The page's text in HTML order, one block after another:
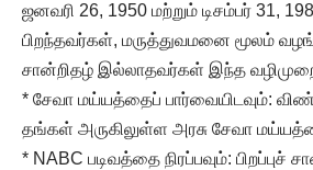
ஜனவரி 26, 1950 மற்றும் டிசம்பர் 31,
பிறந்தவர்கள், மருத்துவமனை மூலம்
சான்றிதழ் இல்லாதவர்கள் இந்த
* சேவா மய்யத்தைப் பார்வையிடவும்:
தங்கள் அருகிலுள்ள அரசு சேவா
* NABC படிவத்தை நிரப்பவும்: பிறப்புச்